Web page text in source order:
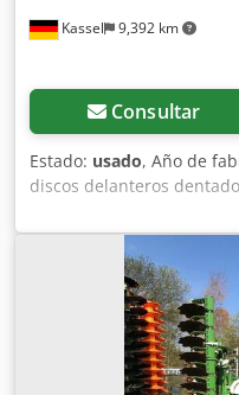
Kassel 9,392 km
Consultar
Estado: usado, Año de
discos delanteros